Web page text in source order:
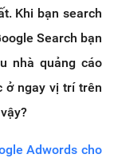
Khi bạn search
Search bạn
nhà quảng cáo
ở ngay vị trí trên
Adwords cho